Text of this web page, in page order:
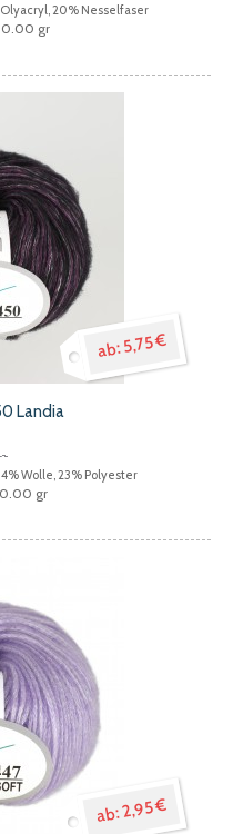
20% Nesselfaser
gr
5,75 €
Landia
Wolle, 23% Polyester
gr
2,95 €